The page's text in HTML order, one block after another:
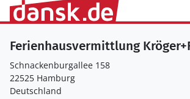
Ferienhausvermittlung
Schnackenburgallee 158
22525 Hamburg
Deutschland